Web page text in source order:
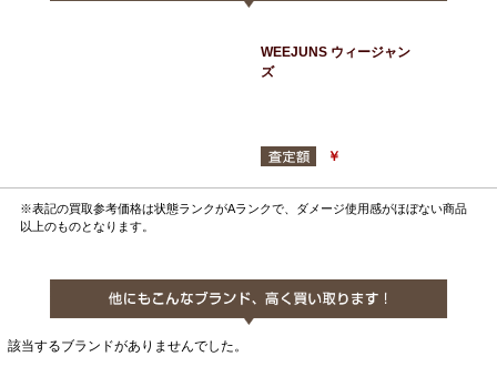
WEEJUNS ウィージャン
ズ
￥
※表記の買取参考価格は状態ランクがAランクで、ダメージ使用感がほぼない商品
以上のものとなります。
該当するブランドがありませんでした。